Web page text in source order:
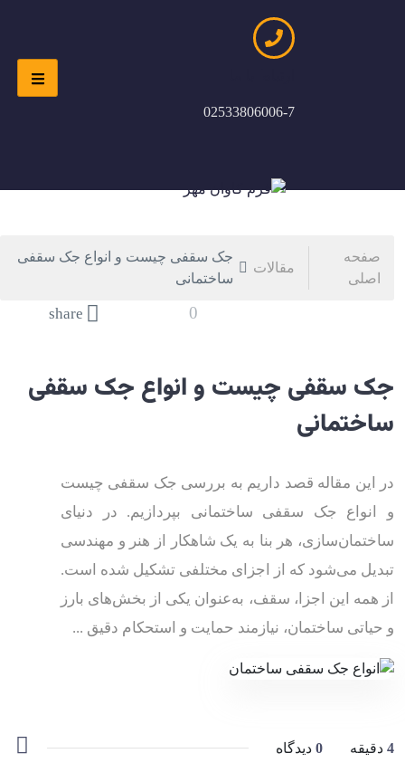
02533806006-7
صفحه
اصلی
مقالات
جک سقفی چیست و انواع جک سقفی
ساختمانی
0
share
جک سقفی چیست و انواع جک سقفی
ساختمانی
در این مقاله قصد داریم به بررسی جک سقفی چیست
و انواع جک سقفی ساختمانی بپردازیم. در دنیای
ساختمان‌سازی، هر بنا به یک شاهکار از هنر و مهندسی
تبدیل می‌شود که از اجزای مختلفی تشکیل شده است.
از همه این اجزا، سقف، به‌عنوان یکی از بخش‌های بارز
و حیاتی ساختمان، نیازمند حمایت و استحکام دقیق ...
4 دقیقه 0 دیدگاه